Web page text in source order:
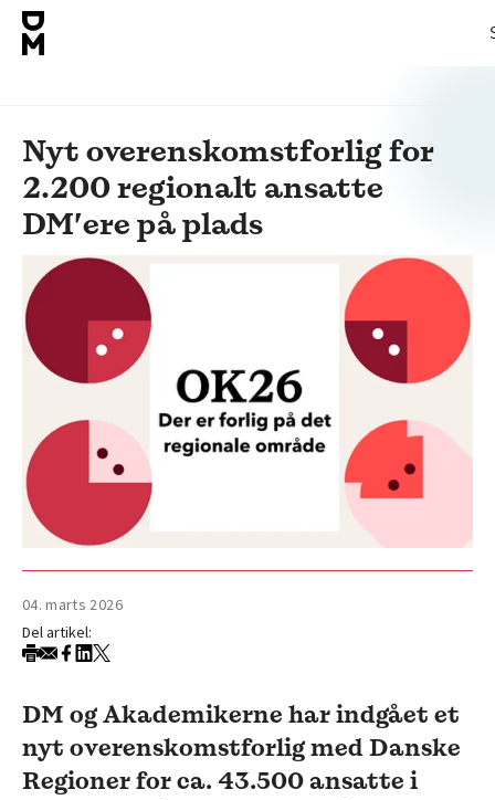
Nyt overenskomstforlig for
2.200 regionalt ansatte
DM’ere på plads
04. marts 2026
Del artikel:
DM og Akademikerne har indgået et
nyt overenskomstforlig med Danske
Regioner for ca. 43.500 ansatte i